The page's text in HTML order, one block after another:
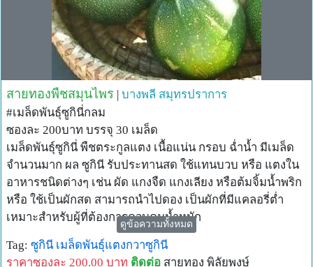
สายทองพืชสมุนไพร | บางพลี สมุทรปราการ
#เมล็ดพันธุ์ซูกินี่กลม
ซองละ 200บาท บรรจุ 30 เมล็ด
เมล็ดพันธ์ุซูกินี่ พืชตระกูลแตง เนื้อแน่น กรอบ ฉ่ำน้ำ มีเมล็ด
จำนวนมาก ผล ซูกินี รับประทานสด ใช้แทนบวบ หรือ แตงใน
อาหารชนิดต่างๆ เช่น ผัด แกงจืด แกงเลียง หรือต้มจิ้มน้ำพริก
หรือ ใช้เป็นผักสด สามารถนำไปดอง เป็นผักที่มีแคลอรี่ต่ำ
เหมาะสำหรับผู้ที่ต้องการควบคุมน้ำหนัก
ซื้อ 3 แถม 1 ...ซื้อ 5 แถม 2
#ประกันการงอก อัตราการงอก 90%
ดูข้อความทั้งหมด
Tag: ซูกินี เมล็ดพันธุ์แตงกวาซูกินี
ราคาซองละ 200.00 บาท ติดต่อ สายทอง พิลัยพงษ์